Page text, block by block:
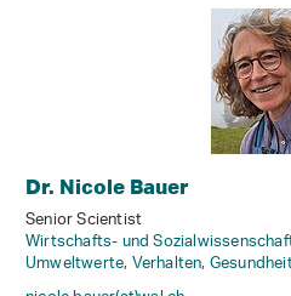
Dr. Nicole Bauer
Senior Scientist
Wirtschafts- und
Umweltwerte, Verhalten,